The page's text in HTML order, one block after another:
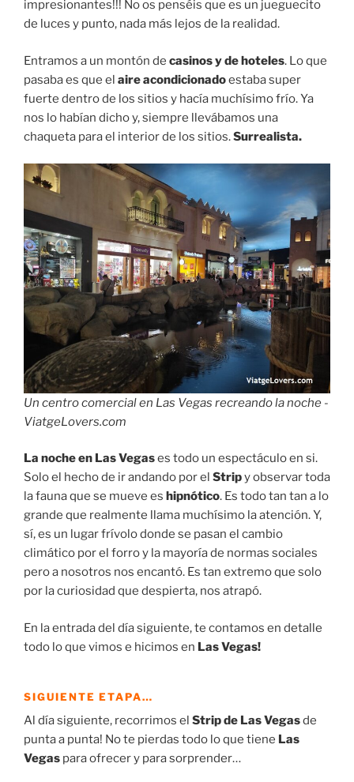
impresionantes!!! No os penséis que es un jueguecito
de luces y punto, nada más lejos de la realidad.
Entramos a un montón de casinos y de hoteles. Lo que
pasaba es que el aire acondicionadoestaba super
fuerte dentro de los sitios y hacía muchísimo frío. Ya
nos lo habían dicho y, siempre llevábamos una
chaqueta para el interior de los sitios.Surrealista.
Un centro comercial en Las Vegas recreando la noche -
ViatgeLovers.com
La noche en Las Vegases todo un espectáculo en si.
Solo el hecho de ir andando por el Stripy observar toda
la fauna que se mueve es hipnótico. Es todo tan tan a lo
grande que realmente llama muchísimo la atención. Y,
sí, es un lugar frívolo donde se pasan el cambio
climático por el forro y la mayoría de normas sociales
pero a nosotros nos encantó. Es tan extremo que solo
por la curiosidad que despierta, nos atrapó.
En la entrada del día siguiente, te contamos en detalle
todo lo que vimos e hicimos en Las Vegas!
SIGUIENTE ETAPA…
Al día siguiente, recorrimos el Strip de Las Vegasde
punta a punta! No te pierdas todo lo que tiene Las
Vegas para ofrecer y para sorprender…